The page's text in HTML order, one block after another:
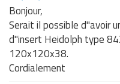
Bonjour,
Serait il possible d"avoir
d"insert Heidolph type
120x120x38.
Cordialement